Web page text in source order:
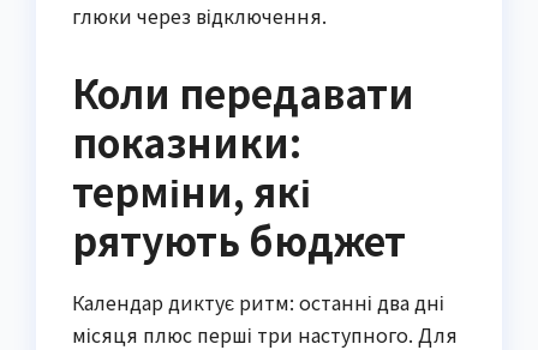
глюки через відключення.
Коли передавати
показники:
терміни, які
рятують бюджет
Календар диктує ритм: останні два дні
місяця плюс перші три наступного. Для